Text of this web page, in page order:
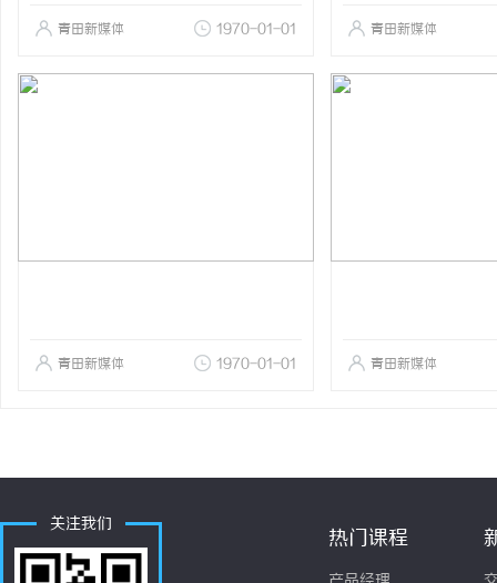
青田新媒体 1970-01-01 青田新媒体
青田新媒体 1970-01-01 青田新媒体
关注我们
热门课程